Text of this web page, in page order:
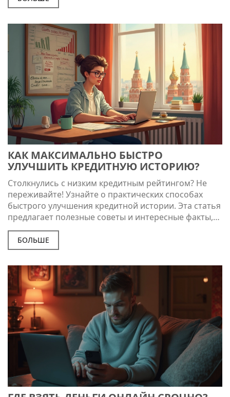
внимание. Это поможет выбрать подходящий
усилий.
КАК МАКСИМАЛЬНО БЫСТРО
УЛУЧШИТЬ КРЕДИТНУЮ ИСТОРИЮ?
Столкнулись с низким кредитным рейтингом? Не
переживайте! Узнайте о практических способах
быстрого улучшения кредитной истории. Эта статья
предлагает полезные советы и интересные факты,
которые помогут вам поднять ваш рейтинг без
лишних сложностей. Учитывайте реальные
примеры из жизни и начните совершенствовать
БОЛЬШЕ